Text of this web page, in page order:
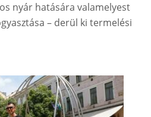
nyár hatására valamelyest
– derül ki termelési